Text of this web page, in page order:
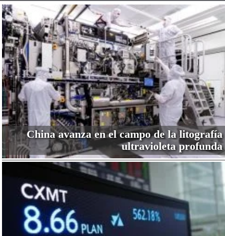
China avanza en el campo de la litografía
ultravioleta profunda